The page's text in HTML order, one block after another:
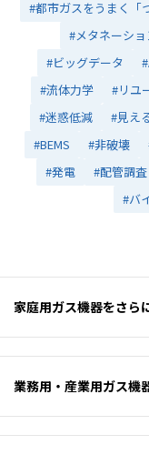
#都市ガスをうまく「
#メタネーショ
#ビッグデータ
#流体力学
#リユ
#迷惑低減
#見え
#BEMS
#非破壊
#発電
#配管調査
#バ
家庭用ガス機器をさら
業務用・産業用ガス機